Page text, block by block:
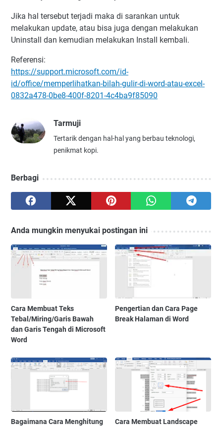
Jika hal tersebut terjadi maka di sarankan untuk
melakukan update, atau bisa juga dengan melakukan
Uninstall dan kemudian melakukan Install kembali.
Referensi:
https://support.microsoft.com/id-
id/office/memperlihatkan-bilah-gulir-di-word-atau-excel-
0832a478-0be8-400f-8201-4c4ba9f85090
Tarmuji
Tertarik dengan hal-hal yang berbau teknologi,
penikmat kopi.
Berbagi
Anda mungkin menyukai postingan ini
Cara Membuat Teks
Tebal/Miring/Garis Bawah
dan Garis Tengah di Microsoft
Word
Pengertian dan Cara Page
Break Halaman di Word
Bagaimana Cara Menghitung
Cara Membuat Landscape